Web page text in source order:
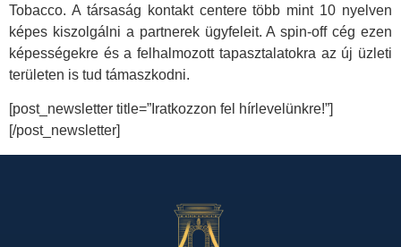
Tobacco. A társaság kontakt centere több mint 10 nyelven
képes kiszolgálni a partnerek ügyfeleit. A spin-off cég ezen
képességekre és a felhalmozott tapasztalatokra az új üzleti
területen is tud támaszkodni.
[post_newsletter title=”Iratkozzon fel hírlevelünkre!”]
[/post_newsletter]